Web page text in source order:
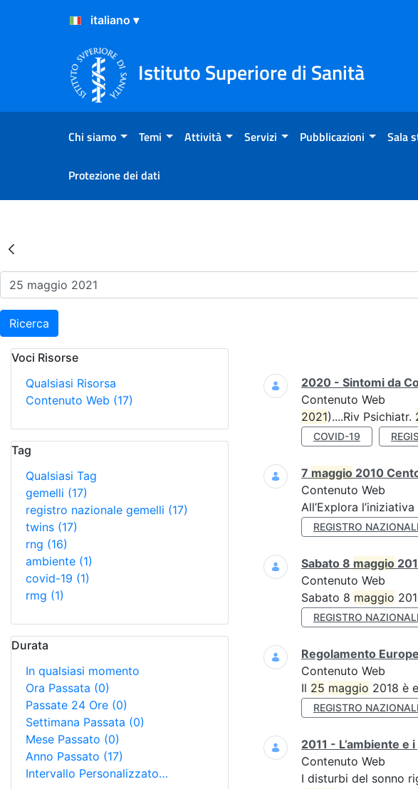
Salta al Contenuto
Salta al Footer
Istituto Superiore di Sanità
Chi siamo Temi Attività Servizi Pubblicazioni Sala
Protezione dei dati
Risultati della Ricerca - Eventi
Ricerca
Voci Risorse
Qualsiasi Risorsa
Contenuto Web (17)
Tag
Qualsiasi Tag
gemelli (17)
registro nazionale gemelli (17)
twins (17)
rng (16)
ambiente (1)
covid-19 (1)
rmg (1)
Durata
In qualsiasi momento
Ora Passata (0)
Passate 24 Ore (0)
Settimana Passata (0)
Mese Passato (0)
Anno Passato (17)
Intervallo Personalizzato…
Ricerca
2020 - Sintomi da
Contenuto Web
2021)....Riv Psichiatr.
COVID-19
7 maggio 2010
Contenuto Web
All’Explora
REGISTRO
Sabato 8 maggio
Contenuto Web
Sabato 8 maggio
REGISTRO
Regolamento
Contenuto Web
Il 25 maggio 2018 è
REGISTRO
2011 - L’ambiente
Contenuto Web
I disturbi del sonno